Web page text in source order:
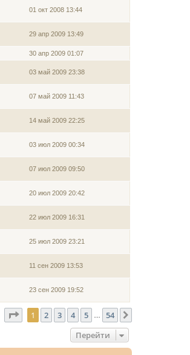
01 окт 2008 13:44
29 апр 2009 13:49
30 апр 2009 01:07
03 май 2009 23:38
07 май 2009 11:43
14 май 2009 22:25
03 июл 2009 00:34
07 июл 2009 09:50
20 июл 2009 20:42
22 июл 2009 16:31
25 июл 2009 23:21
11 сен 2009 13:53
23 сен 2009 19:52
Страница1 из 54
1 2 3 4 5 54
Перейти